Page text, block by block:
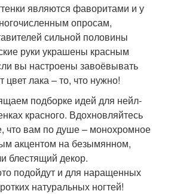
являются фаворитами и у
опросам,
сильной половины
руки украшены красным
вы настроены завоёвывать
цвет лака – то, что нужно!
подборке идей для нейл-
красного. Вдохновляйтесь
что вам по душе – монохромное
акцентом на безымянном,
блестящий декор.
подойдут и для наращенных
натуральных ногтей!